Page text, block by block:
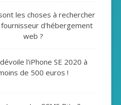
les choses à rechercher
fournisseur d'hébergement
web ?
l'iPhone SE 2020 à
de 500 euros !